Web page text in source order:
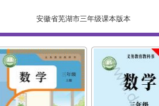
安徽省芜湖市三年级课本版本